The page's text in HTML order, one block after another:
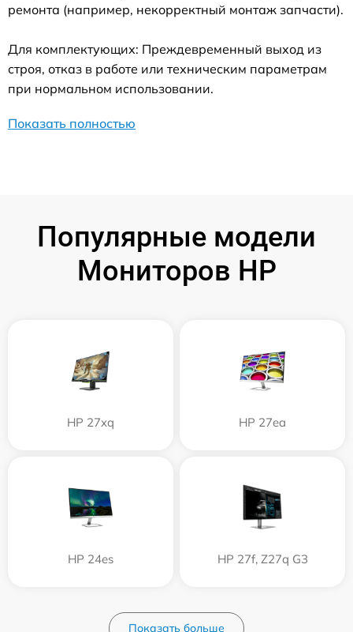
ремонта (например, некорректный монтаж запчасти).
Для комплектующих: Преждевременный выход из
строя, отказ в работе или техническим параметрам
при нормальном использовании.
Показать полностью
Популярные модели
Мониторов HP
HP 27xq HP 27ea
HP 24es HP 27f, Z27q G3
Показать больше